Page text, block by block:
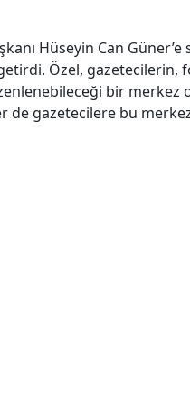
Hüseyin Can Güner’e
Özel,
bir merkez
de gazetecilere bu